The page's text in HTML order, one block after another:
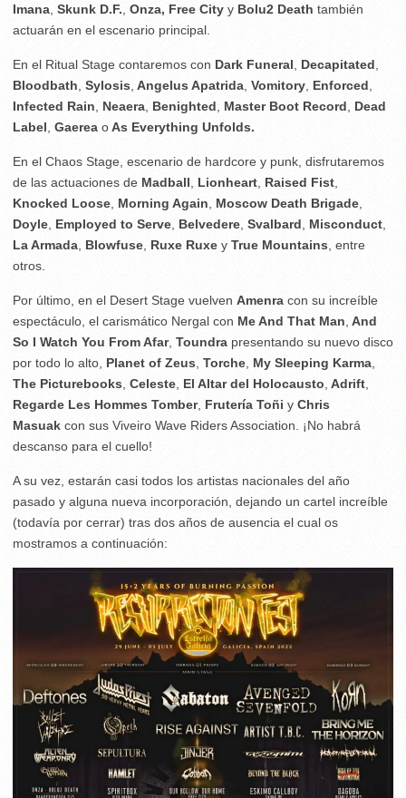
Imana Skunk D.F. Onza, Free City y Bolu2 Death también
actuarán en el escenario principal.
En el Ritual Stage contaremos con Dark Funeral Decapitated
Bloodbath Sylosis Angelus Apatrida Vomitory Enforced
Infected Rain
Neaera Benighted Master Boot Record
Dead
Label Gaerea oAs Everything Unfolds.
En el Chaos Stage, escenario de hardcore y punk, disfrutaremos
de las actuaciones de Madball Lionheart Raised Fist
Knocked Loose Morning Again Moscow Death Brigade
Doyle Employed to Serve Belvedere Svalbard Misconduct
La Armada Blowfuse Ruxe Ruxe y True Mountains , entre
otros.
Por último, en el Desert Stage vuelven Amenra con su increíble
espectáculo, el carismático Nergal con Me And That Man And
So I Watch You From Afar, Toundra presentando su nuevo disco
por todo lo alto, Planet of Zeus Torche My Sleeping Karma
The Picturebooks Celeste El Altar del Holocausto Adrift
Regarde Les Hommes Tomber, Frutería Toñi y Chris
Masuak con sus Viveiro Wave Riders Association. ¡No habrá
descanso para el cuello!
A su vez, estarán casi todos los artistas nacionales del año
pasado y alguna nueva incorporación, dejando un cartel increíble
(todavía por cerrar) tras dos años de ausencia el cual os
mostramos a continuación: